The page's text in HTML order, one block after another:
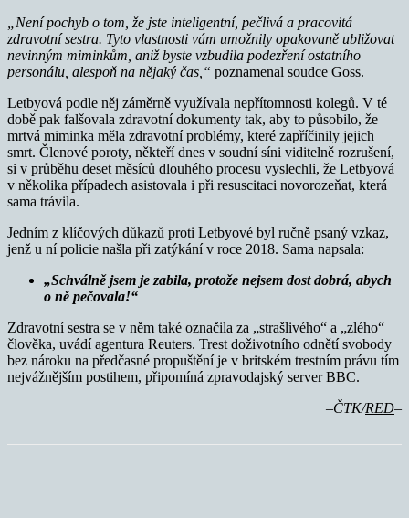
„Není pochyb o tom, že jste inteligentní, pečlivá a pracovitá
zdravotní sestra. Tyto vlastnosti vám umožnily opakovaně ubližovat
nevinným miminkům, aniž byste vzbudila podezření ostatního
personálu, alespoň na nějaký čas,“ poznamenal soudce Goss.
Letbyová podle něj záměrně využívala nepřítomnosti kolegů. V té
době pak falšovala zdravotní dokumenty tak, aby to působilo, že
mrtvá miminka měla zdravotní problémy, které zapříčinily jejich
smrt. Členové poroty, někteří dnes v soudní síni viditelně rozrušení,
si v průběhu deset měsíců dlouhého procesu vyslechli, že Letbyová
v několika případech asistovala i při resuscitaci novorozeňat, která
sama trávila.
Jedním z klíčových důkazů proti Letbyové byl ručně psaný vzkaz,
jenž u ní policie našla při zatýkání v roce 2018. Sama napsala:
„Schválně jsem je zabila, protože nejsem dost dobrá, abych
o ně pečovala!“
Zdravotní sestra se v něm také označila za „strašlivého“ a „zlého“
člověka, uvádí agentura Reuters. Trest doživotního odnětí svobody
bez nároku na předčasné propuštění je v britském trestním právu tím
nejvážnějším postihem, připomíná zpravodajský server BBC.
–ČTK/RED–